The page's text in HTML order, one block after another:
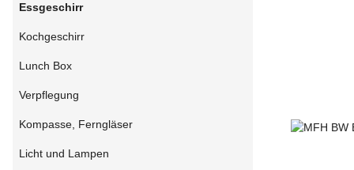
Essgeschirr
Kochgeschirr
Lunch Box
Verpflegung
Kompasse, Ferngläser
Licht und Lampen